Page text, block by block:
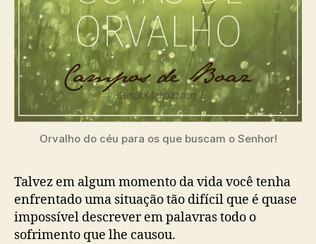
a
n
y
C
r
o
s
b
Orvalho do céu para os que buscam o Senhor!
Talvez em algum momento da vida você tenha
enfrentado uma situação tão difícil que é quase
impossível descrever em palavras todo o
sofrimento que lhe causou.